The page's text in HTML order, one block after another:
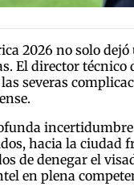
2026 no solo
El director técnico
severas
hacia la
de denegar el
en plena